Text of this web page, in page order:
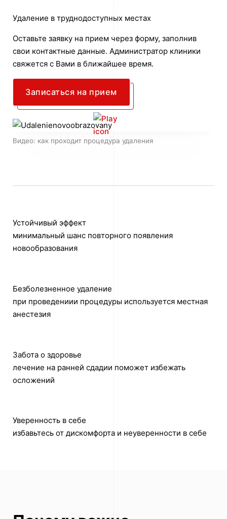
Удаление в труднодоступных местах
Оставьте заявку на прием через форму, заполнив
свои контактные данные. Администратор клиники
свяжется с Вами в ближайшее время.
Записаться на прием
Видео: как проходит процедура удаления
Устойчивый эффект
минимальный шанс повторного появления
новообразования
Безболезненное удаление
при проведениии процедуры используется местная
анестезия
Забота о здоровье
лечение на ранней сдадии поможет избежать
осложений
Уверенность в себе
избавьтесь от дискомфорта и неуверенности в себе